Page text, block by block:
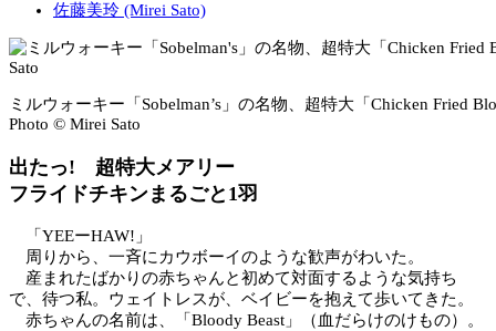
佐藤美玲 (Mirei Sato)
ミルウォーキー「Sobelman’s」の名物、超特大「Chicken Fried
Photo © Mirei Sato
出たっ! 超特大メアリー
フライドチキンまるごと1羽
「YEEーHAW!」
周りから、一斉にカウボーイのような歓声がわいた。
産まれたばかりの赤ちゃんと初めて対面するような気持ち
で、待つ私。ウェイトレスが、ベイビーを抱えて歩いてきた。
赤ちゃんの名前は、「Bloody Beast」（血だらけのけもの）。